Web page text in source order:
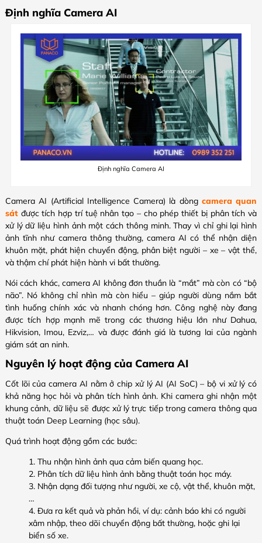
Định nghĩa Camera AI
Định nghĩa Camera AI
Camera AI (Artificial Intelligence Camera) là dòng camera quan
sát được tích hợp trí tuệ nhân tạo – cho phép thiết bị phân tích và
xử lý dữ liệu hình ảnh một cách thông minh. Thay vì chỉ ghi lại hình
ảnh tĩnh như camera thông thường, camera AI có thể nhận diện
khuôn mặt, phát hiện chuyển động, phân biệt người – xe – vật thể,
và thậm chí phát hiện hành vi bất thường.
Nói cách khác, camera AI không đơn thuần là “mắt” mà còn có “bộ
não”. Nó không chỉ nhìn mà còn hiểu – giúp người dùng nắm bắt
tình huống chính xác và nhanh chóng hơn. Công nghệ này đang
được tích hợp mạnh mẽ trong các thương hiệu lớn như Dahua,
Hikvision, Imou, Ezviz,… và được đánh giá là tương lai của ngành
giám sát an ninh.
Nguyên lý hoạt động của Camera AI
Cốt lõi của camera AI nằm ở chip xử lý AI (AI SoC) – bộ vi xử lý có
khả năng học hỏi và phân tích hình ảnh. Khi camera ghi nhận một
khung cảnh, dữ liệu sẽ được xử lý trực tiếp trong camera thông qua
thuật toán Deep Learning (học sâu).
Quá trình hoạt động gồm các bước:
Thu nhận hình ảnh qua cảm biến quang học.
Phân tích dữ liệu hình ảnh bằng thuật toán học máy.
Nhận dạng đối tượng như người, xe cộ, vật thể, khuôn mặt,
…
Đưa ra kết quả và phản hồi, ví dụ: cảnh báo khi có người
xâm nhập, theo dõi chuyển động bất thường, hoặc ghi lại
biển số xe.